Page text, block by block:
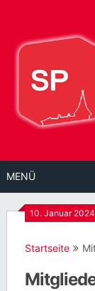
Inhalt
MENÜ
10. Januar 2024
Startseite